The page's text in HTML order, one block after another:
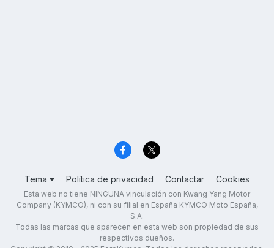
Tema Política de privacidad Contactar Cookies
Esta web no tiene NINGUNA vinculación con Kwang Yang Motor
Company (KYMCO), ni con su filial en España KYMCO Moto España,
S.A.
Todas las marcas que aparecen en esta web son propiedad de sus
respectivos dueños.